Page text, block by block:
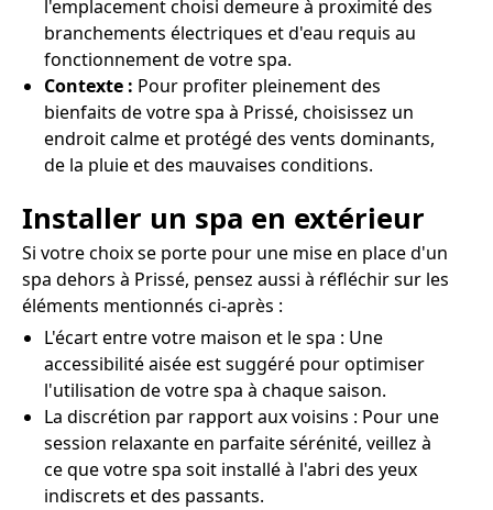
l'emplacement choisi demeure à proximité des
branchements électriques et d'eau requis au
fonctionnement de votre spa.
Contexte : Pour profiter pleinement des
bienfaits de votre spa à Prissé, choisissez un
endroit calme et protégé des vents dominants,
de la pluie et des mauvaises conditions.
Installer un spa en extérieur
Si votre choix se porte pour une mise en place d'un
spa dehors à Prissé, pensez aussi à réfléchir sur les
éléments mentionnés ci-après :
L'écart entre votre maison et le spa : Une
accessibilité aisée est suggéré pour optimiser
l'utilisation de votre spa à chaque saison.
La discrétion par rapport aux voisins : Pour une
session relaxante en parfaite sérénité, veillez à
ce que votre spa soit installé à l'abri des yeux
indiscrets et des passants.